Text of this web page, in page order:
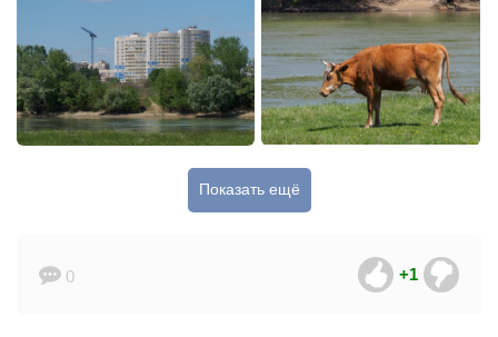
Показать ещё
0 +1